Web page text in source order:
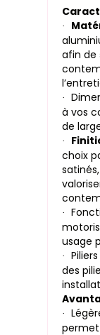
·
afin de
·
à vos
de
·
choix
·
usage
·
des
·